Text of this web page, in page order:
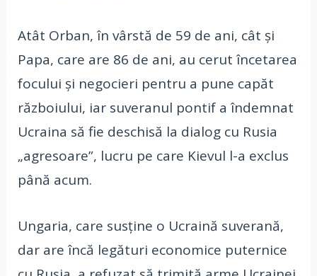
Atât Orban, în vârstă de 59 de ani, cât şi
Papa, care are 86 de ani, au cerut încetarea
focului şi negocieri pentru a pune capăt
războiului, iar suveranul pontif a îndemnat
Ucraina să fie deschisă la dialog cu Rusia
„agresoare”, lucru pe care Kievul l-a exclus
până acum.
Ungaria, care susţine o Ucraină suverană,
dar are încă legături economice puternice